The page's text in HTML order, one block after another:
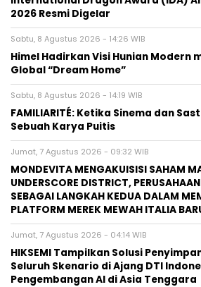
2026 Resmi Digelar
Sabtu, 8 Agustus 2026 - 14:26 WIB
Himel Hadirkan Visi Hunian Modern
Global “Dream Home”
Sabtu, 8 Agustus 2026 - 14:19 WIB
FAMILIARITÉ: Ketika Sinema dan
Sebuah Karya Puitis
Jumat, 7 Agustus 2026 - 09:32 WIB
MONDEVITA MENGAKUISISI SAHAM
UNDERSCORE DISTRICT,
SEBAGAI LANGKAH KEDUA DALAM
PLATFORM MEREK MEWAH ITALIA
Jumat, 7 Agustus 2026 - 04:14 WIB
HIKSEMI Tampilkan Solusi
Seluruh Skenario di Ajang DTI
Pengembangan AI di Asia Tenggara